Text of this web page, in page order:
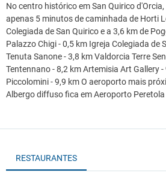
No centro histórico em San Quirico
apenas 5 minutos de caminhada de Horti
Colegiada de San Quirico e a 3,6 km de
Palazzo Chigi - 0,5 km Igreja Colegiada de
Tenuta Sanone - 3,8 km Valdorcia Terre
Tentennano - 8,2 km Artemisia Art Gallery
Piccolomini - 9,9 km O aeroporto mais
Albergo diffuso fica em Aeroporto
RESTAURANTES